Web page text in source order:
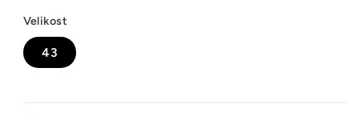
Velikost
43